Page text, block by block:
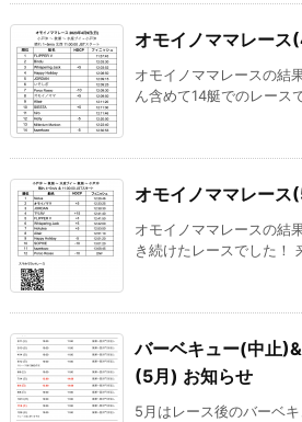
オモイノママレース
オモイノママレースの結
ん含めて14艇でのレース
オモイノママレース
オモイノママレースの結
き続けたレースでした！
バーベキュー(中止
(5月) お知らせ
5月はレース後のバーベ